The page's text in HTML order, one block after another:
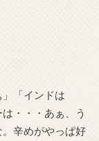
」「インドは
・・・あぁ、う
辛めがやっぱ好